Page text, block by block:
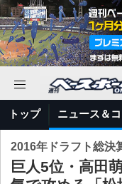
トップ ニュース＆
2016年ドラフト総決
巨人5位・高田